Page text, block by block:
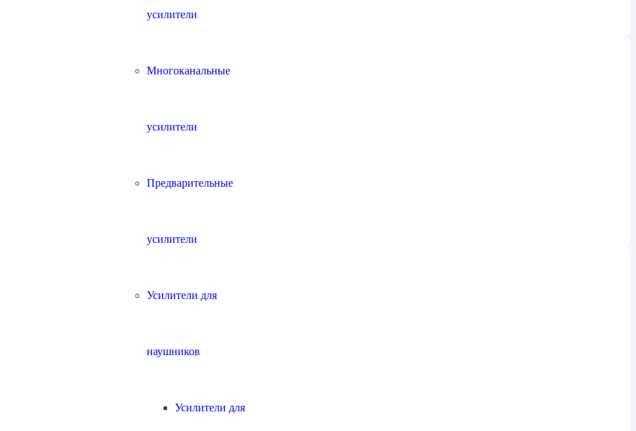
усилители
Многоканальные
усилители
Предварительные
усилители
Усилители для
наушников
Усилители для